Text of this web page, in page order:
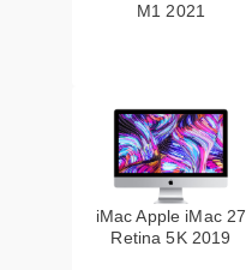
M1 2021
iMac Apple iMac 27
Retina 5K 2019